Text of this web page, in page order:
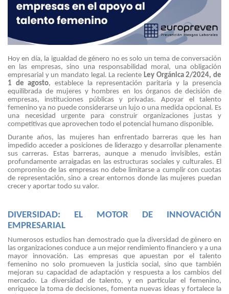
Hoy en día, la igualdad de género no es solo un tema de conversación
en las empresas, sino una responsabilidad moral, una obligación
empresarial y un mandato legal. La reciente Ley Orgánica 2/2024, de
1 de agosto, establece la representación paritaria y la presencia
equilibrada de mujeres y hombres en los órganos de decisión de
empresas, instituciones públicas y privadas. Apoyar el talento
femenino ya no puede considerarse un lujo o una medida opcional. Es
una necesidad urgente para construir organizaciones justas y
competitivas que aprovechen todo el potencial humano disponible.
Durante años, las mujeres han enfrentado barreras que les han
impedido acceder a posiciones de liderazgo y desarrollar plenamente
sus carreras. Estas barreras, aunque a menudo invisibles, están
profundamente arraigadas en las estructuras sociales y culturales. El
compromiso de las empresas no debe limitarse a cumplir con cuotas
de representación, sino a crear entornos donde las mujeres puedan
crecer y aportar todo su valor.
DIVERSIDAD: EL MOTOR DE INNOVACIÓN
EMPRESARIAL
Numerosos estudios han demostrado que la diversidad de género en
las organizaciones conduce a un mejor rendimiento financiero y a una
mayor innovación. Las empresas que apuestan por el talento
femenino no solo promueven la justicia social, sino que también
mejoran su capacidad de adaptación y respuesta a los cambios del
mercado. La diversidad de talento, y en particular el femenino,
enriquece la toma de decisiones, fomenta nuevas ideas y fortalece la